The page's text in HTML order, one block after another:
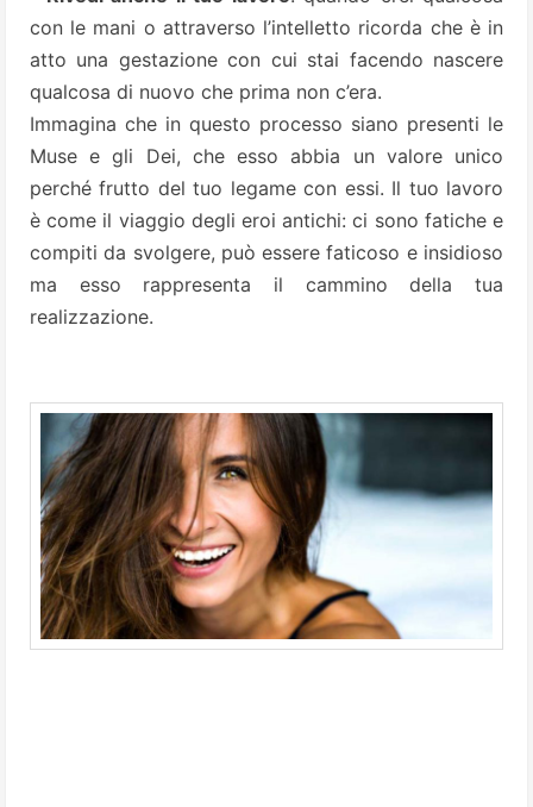
con le mani o attraverso l’intelletto ricorda che è in
atto una gestazione con cui stai facendo nascere
qualcosa di nuovo che prima non c’era.
Immagina che in questo processo siano presenti le
Muse e gli Dei, che esso abbia un valore unico
perché frutto del tuo legame con essi. Il tuo lavoro
è come il viaggio degli eroi antichi: ci sono fatiche e
compiti da svolgere, può essere faticoso e insidioso
ma esso rappresenta il cammino della tua
realizzazione.